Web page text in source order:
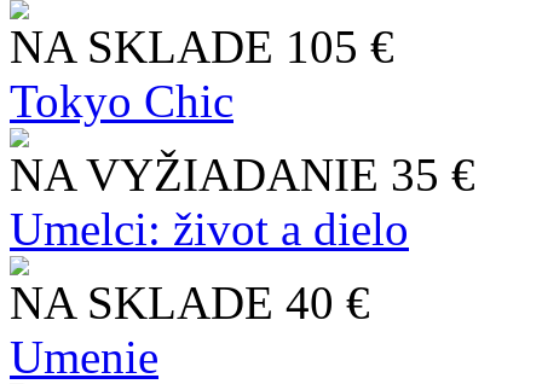
NA SKLADE 105 €
Tokyo Chic
NA VYŽIADANIE 35 €
Umelci: život a dielo
NA SKLADE 40 €
Umenie